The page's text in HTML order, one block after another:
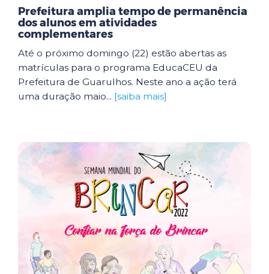
Prefeitura amplia tempo de permanência
dos alunos em atividades
complementares
Até o próximo domingo (22) estão abertas as
matrículas para o programa EducaCEU da
Prefeitura de Guarulhos. Neste ano a ação terá
uma duração maio... [saiba mais]